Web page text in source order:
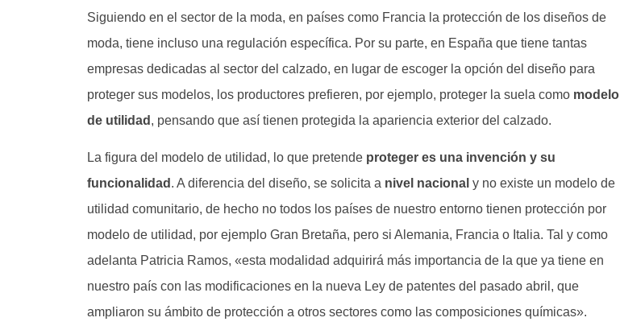
Siguiendo en el sector de la moda, en países como Francia la protección de los diseños de
moda, tiene incluso una regulación específica. Por su parte, en España que tiene tantas
empresas dedicadas al sector del calzado, en lugar de escoger la opción del diseño para
proteger sus modelos, los productores prefieren, por ejemplo, proteger la suela como modelo
de utilidad , pensando que así tienen protegida la apariencia exterior del calzado.
La figura del modelo de utilidad, lo que pretende proteger es una invención y su
funcionalidad . A diferencia del diseño, se solicita a nivel nacional y no existe un modelo de
utilidad comunitario, de hecho no todos los países de nuestro entorno tienen protección por
modelo de utilidad, por ejemplo Gran Bretaña, pero si Alemania, Francia o Italia. Tal y como
adelanta Patricia Ramos, «esta modalidad adquirirá más importancia de la que ya tiene en
nuestro país con las modificaciones en la nueva Ley de patentes del pasado abril, que
ampliaron su ámbito de protección a otros sectores como las composiciones químicas».